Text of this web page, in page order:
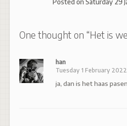
Posted on Saturday 29
One thought on “Het is
han
Tuesday 1 February
ja, dan is het haas